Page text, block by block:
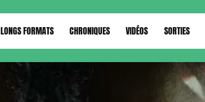
LONGS FORMATS CHRONIQUES VIDÉOS SORTIES